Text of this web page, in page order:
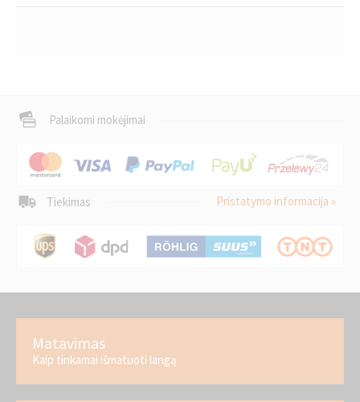
Palaikomi mokėjimai
Tiekimas Pristatymo informacija »
Matavimas
Kaip tinkamai išmatuoti langą